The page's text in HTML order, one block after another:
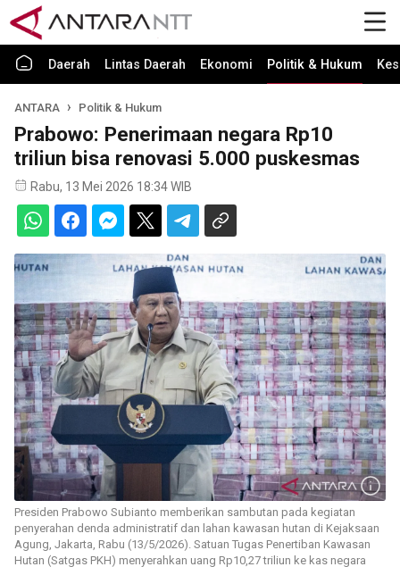
Daerah Lintas Daerah Ekonomi Politik & Hukum
ANTARA Politik & Hukum
Prabowo: Penerimaan negara Rp10
triliun bisa renovasi 5.000 puskesmas
Rabu, 13 Mei 2026 18:34 WIB
Presiden Prabowo Subianto memberikan sambutan pada kegiatan
penyerahan denda administratif dan lahan kawasan hutan di Kejaksaan
Agung, Jakarta, Rabu (13/5/2026). Satuan Tugas Penertiban Kawasan
Hutan (Satgas PKH) menyerahkan uang Rp10,27 triliun ke kas negara